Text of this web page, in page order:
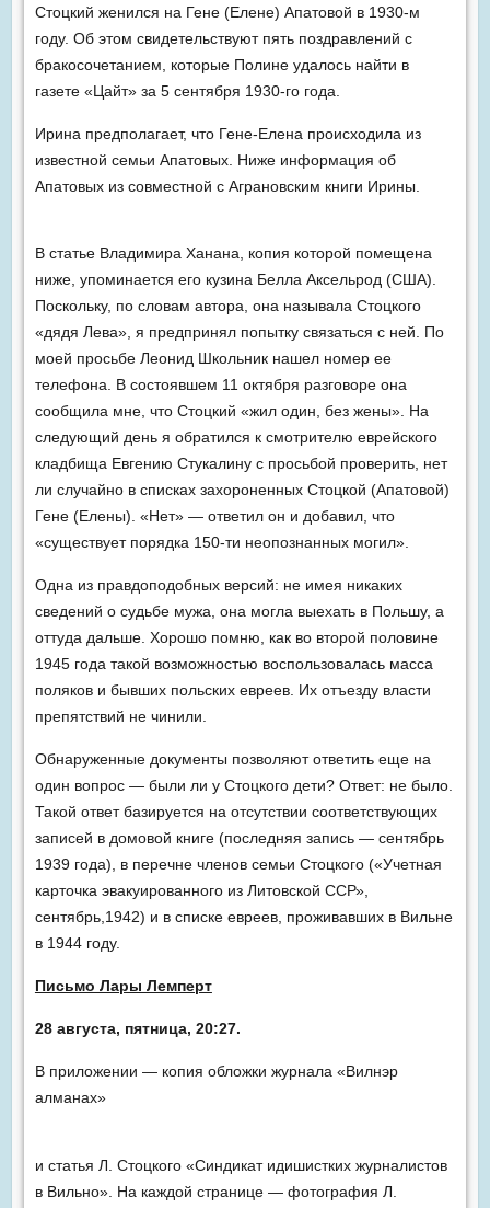
Стоцкий женился на Гене (Елене) Апатовой в 1930-м
году. Об этом свидетельствуют пять поздравлений с
бракосочетанием, которые Полине удалось найти в
газете «Цайт» за 5 сентября 1930-го года.
Ирина предполагает, что Гене-Елена происходила из
известной семьи Апатовых. Ниже информация об
Апатовых из совместной с Аграновским книги Ирины.
В статье Владимира Ханана, копия которой помещена
ниже, упоминается его кузина Белла Аксельрод (США).
Поскольку, по словам автора, она называла Стоцкого
«дядя Лева», я предпринял попытку связаться с ней. По
моей просьбе Леонид Школьник нашел номер ее
телефона. В состоявшем 11 октября разговоре она
сообщила мне, что Стоцкий «жил один, без жены». На
следующий день я обратился к смотрителю еврейского
кладбища Евгению Стукалину с просьбой проверить, нет
ли случайно в списках захороненных Стоцкой (Апатовой)
Гене (Елены). «Нет» — ответил он и добавил, что
«существует порядка 150-ти неопознанных могил».
Одна из правдоподобных версий: не имея никаких
сведений о судьбе мужа, она могла выехать в Польшу, а
оттуда дальше. Хорошо помню, как во второй половине
1945 года такой возможностью воспользовалась масса
поляков и бывших польских евреев. Их отъезду власти
препятствий не чинили.
Обнаруженные документы позволяют ответить еще на
один вопрос — были ли у Стоцкого дети? Ответ: не было.
Такой ответ базируется на отсутствии соответствующих
записей в домовой книге (последняя запись — сентябрь
1939 года), в перечне членов семьи Стоцкого («Учетная
карточка эвакуированного из Литовской ССР»,
сентябрь,1942) и в списке евреев, проживавших в Вильне
в 1944 году.
Письмо Лары Лемперт
28 августа, пятница, 20:27.
В приложении — копия обложки журнала «Вилнэр
алманах»
и статья Л. Стоцкого «Синдикат идишистких журналистов
в Вильно». На каждой странице — фотография Л.